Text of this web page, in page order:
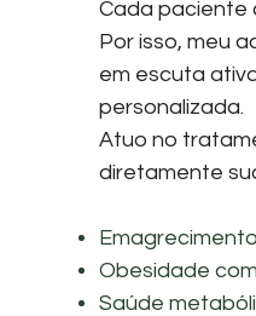
Cada paciente
Por isso, meu
em escuta
personalizada.
Atuo no
diretamente
Obesidade
Saúde